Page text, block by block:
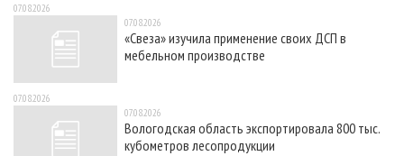
07.08.2026
07.08.2026
«Свеза» изучила применение своих ДСП в
мебельном производстве
07.08.2026
07.08.2026
Вологодская область экспортировала 800 тыс.
кубометров лесопродукции